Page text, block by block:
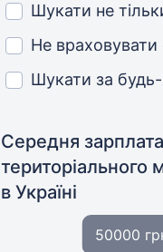
Шукати не
Не враховувати
Шукати за будь-
Середня зарплата
в Україні
50000